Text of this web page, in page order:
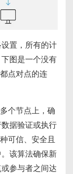
置，所有的计
图是一个没有
点对点的连
个节点上，确
据验证或执行
可信、安全且
该算法确保新
参与者之间达